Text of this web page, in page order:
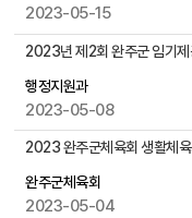
부
2023-05-15
행정지원과
2023-05-08
2023 완주군체육회 생활체
완주군체육회
2023-05-04